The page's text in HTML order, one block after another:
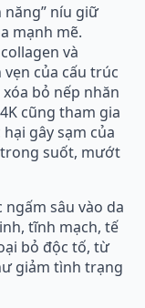
năng” níu giữ
mạnh mẽ.
và
của cấu trúc
bỏ nếp nhăn
cũng tham gia
gây sạm của
trong suốt, mướt
sâu vào da
tĩnh mạch, tế
bỏ độc tố, từ
giảm tình trạng